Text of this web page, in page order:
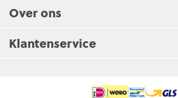
Over ons
Klantenservice